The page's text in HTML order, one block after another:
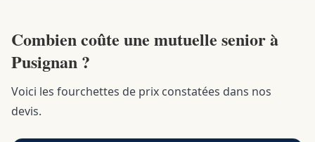
Combien coûte une mutuelle senior à
Pusignan ?
Voici les fourchettes de prix constatées dans nos
devis.